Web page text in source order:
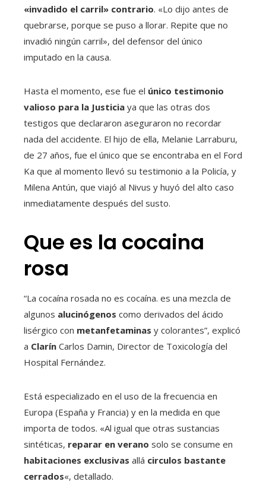
«invadido el carril» contrario. «Lo dijo antes de
quebrarse, porque se puso a llorar. Repite que no
invadió ningún carril», del defensor del único
imputado en la causa.
Hasta el momento, ese fue el único testimonio
valioso para la Justicia ya que las otras dos
testigos que declararon aseguraron no recordar
nada del accidente. El hijo de ella, Melanie Larraburu,
de 27 años, fue el único que se encontraba en el Ford
Ka que al momento llevó su testimonio a la Policía, y
Milena Antún, que viajó al Nivus y huyó del alto caso
inmediatamente después del susto.
Que es la cocaina
rosa
“La cocaína rosada no es cocaína. es una mezcla de
algunos alucinógenos como derivados del ácido
lisérgico con metanfetaminas y colorantes”, explicó
a Clarín Carlos Damin, Director de Toxicología del
Hospital Fernández.
Está especializado en el uso de la frecuencia en
Europa (España y Francia) y en la medida en que
importa de todos. «Al igual que otras sustancias
sintéticas, reparar en verano solo se consume en
habitaciones exclusivas allá circulos bastante
cerrados«, detallado.